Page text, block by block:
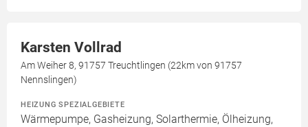
Karsten Vollrad
Am Weiher 8, 91757 Treuchtlingen (22km von 91757
Nennslingen)
HEIZUNG SPEZIALGEBIETE
Wärmepumpe, Gasheizung, Solarthermie, Ölheizung,